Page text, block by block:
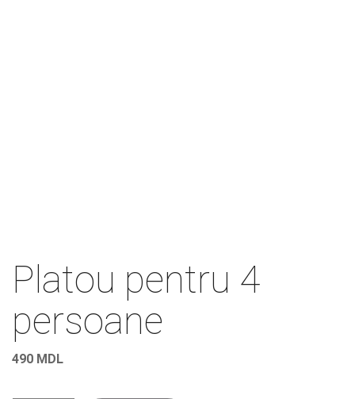
Platou pentru 4
persoane
490 MDL